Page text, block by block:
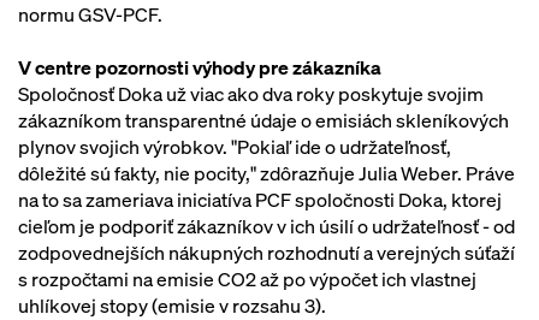
normu GSV-PCF.
V centre pozornosti výhody pre zákazníka
Spoločnosť Doka už viac ako dva roky poskytuje svojim
zákazníkom transparentné údaje o emisiách skleníkových
plynov svojich výrobkov. "Pokiaľ ide o udržateľnosť,
dôležité sú fakty, nie pocity," zdôrazňuje Julia Weber. Práve
na to sa zameriava iniciatíva PCF spoločnosti Doka, ktorej
cieľom je podporiť zákazníkov v ich úsilí o udržateľnosť - od
zodpovednejších nákupných rozhodnutí a verejných súťaží
s rozpočtami na emisie CO2 až po výpočet ich vlastnej
uhlíkovej stopy (emisie v rozsahu 3).